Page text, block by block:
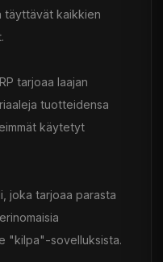
täyttävät kaikkien
tarjoaa laajan
tuotteidensa
käytetyt
joka tarjoaa parasta
"kilpa"-sovelluksista.